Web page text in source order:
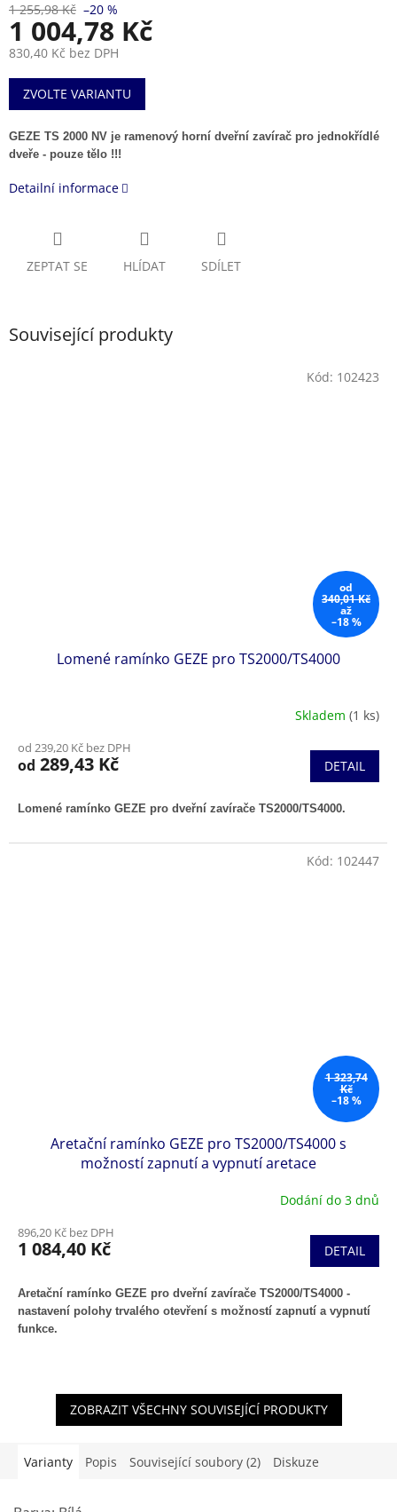
1 255,98 Kč –20 %
1 004,78 Kč
830,40 Kč bez DPH
Měrná
cena:
ZVOLTE VARIANTU
GEZE TS 2000 NV je ramenový horní dveřní zavírač pro jednokřídlé
dveře - pouze tělo !!!
Detailní informace
ZEPTAT SE HLÍDAT SDÍLET
Související produkty
od
340,01 Kč
až
–18 %
Lomené ramínko GEZE pro TS2000/TS4000
Skladem (1 ks)
od 239,20 Kč bez DPH
od 289,43 Kč DETAIL
Lomené ramínko GEZE pro dveřní zavírače TS2000/TS4000.
Kód: 102423
1 323,74
Kč
–18 %
Aretační ramínko GEZE pro TS2000/TS4000 s
možností zapnutí a vypnutí aretace
Dodání do 3 dnů
896,20 Kč bez DPH
1 084,40 Kč DETAIL
Aretační ramínko GEZE pro dveřní zavírače TS2000/TS4000 -
nastavení polohy trvalého otevření s možností zapnutí a vypnutí
funkce.
Kód: 102447
ZOBRAZIT VŠECHNY SOUVISEJÍCÍ PRODUKTY
Varianty Popis Související soubory (2) Diskuze